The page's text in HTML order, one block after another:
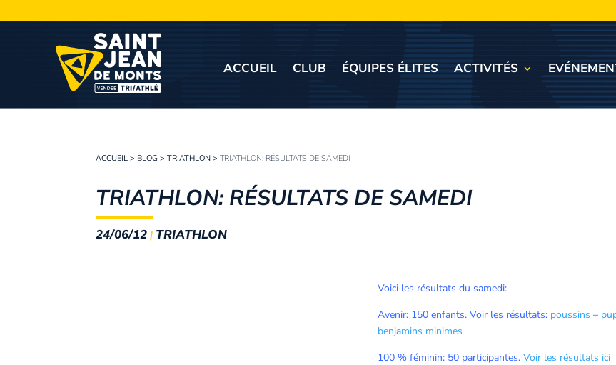
ACCUEIL CLUB ÉQUIPES ÉLITES ACTIVITÉS
ACCUEIL > BLOG >TRIATHLON >TRIATHLON: RÉSULTATS DE SAMEDI
TRIATHLON: RÉSULTATS DE SAMEDI
24/06/12 | TRIATHLON
Voici les résultats du samedi:
Avenir: 150 enfants. Voir les résultats: poussins –
benjamins minimes
100 % féminin: 50 participantes.Voir les résultats ici